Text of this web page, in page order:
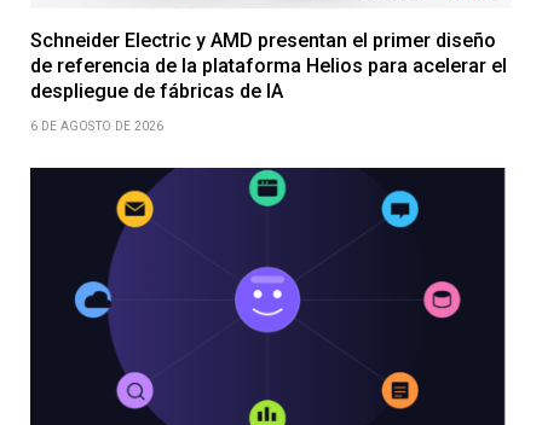
Schneider Electric y AMD presentan el primer diseño
de referencia de la plataforma Helios para acelerar el
despliegue de fábricas de IA
6 DE AGOSTO DE 2026